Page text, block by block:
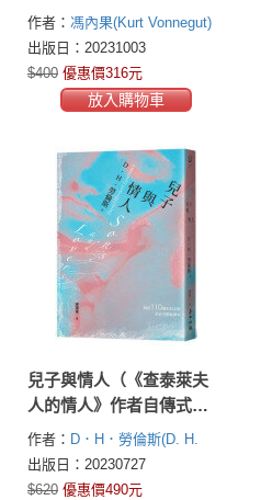
藝術家」之異色經典‧出
版60週年紀念）
作者： 馮內果(Kurt Vonnegut)
出版日：20231003
$400 優惠價316元
放入購物車
兒子與情人（《查泰萊夫
人的情人》作者自傳式傑
作小說‧美國現代圖書館
20世紀百大英語小說TOP
9）
作者： D．H．勞倫斯(D. H.
Lawrence)
出版日：20230727
$620 優惠價490元